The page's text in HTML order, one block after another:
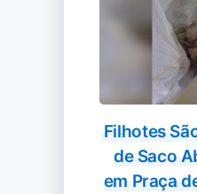
Filhotes
de Saco
em Praça